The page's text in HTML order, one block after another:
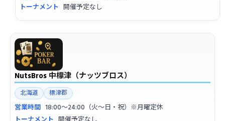
トーナメント 開催予定なし
NutsBros 中標津（ナッツブロス）
北海道 標津郡
営業時間 18:00〜24:00（火〜日・祝）※月曜定休